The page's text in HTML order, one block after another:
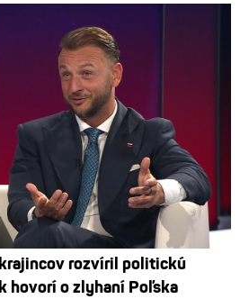
rozvíril politickú
hovorí o zlyhaní Poľska